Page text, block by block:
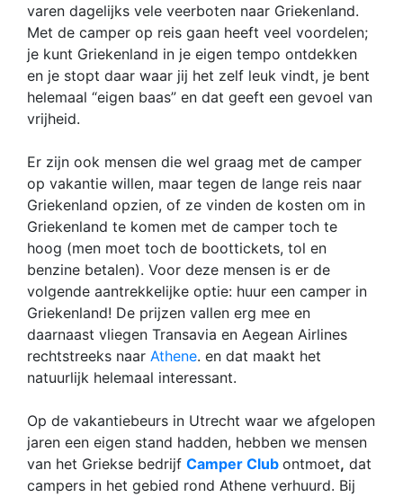
varen dagelijks vele veerboten naar Griekenland.
Met de camper op reis gaan heeft veel voordelen;
je kunt Griekenland in je eigen tempo ontdekken
en je stopt daar waar jij het zelf leuk vindt, je bent
helemaal “eigen baas” en dat geeft een gevoel van
vrijheid.
Er zijn ook mensen die wel graag met de camper
op vakantie willen, maar tegen de lange reis naar
Griekenland opzien, of ze vinden de kosten om in
Griekenland te komen met de camper toch te
hoog (men moet toch de boottickets, tol en
benzine betalen). Voor deze mensen is er de
volgende aantrekkelijke optie: huur een camper in
Griekenland! De prijzen vallen erg mee en
daarnaast vliegen Transavia en Aegean Airlines
rechtstreeks naar Athene. en dat maakt het
natuurlijk helemaal interessant.
Op de vakantiebeurs in Utrecht waar we afgelopen
jaren een eigen stand hadden, hebben we mensen
van het Griekse bedrijf Camper Club ontmoet, dat
campers in het gebied rond Athene verhuurd. Bij